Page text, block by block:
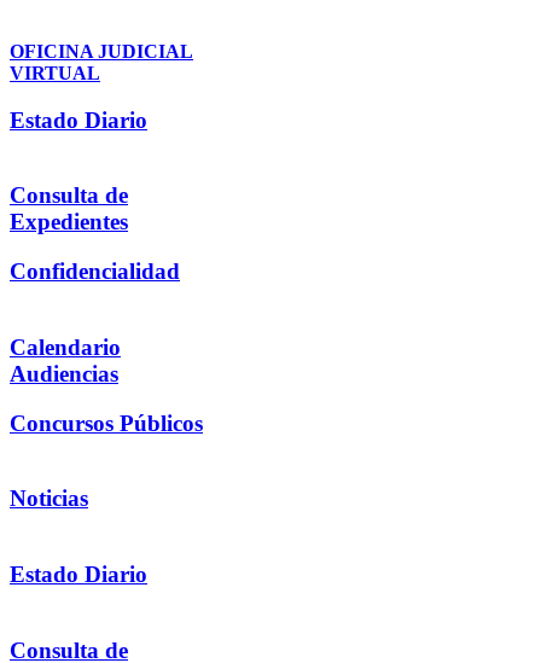
OFICINA JUDICIAL
VIRTUAL
Estado Diario
Consulta de
Expedientes
Confidencialidad
Calendario
Audiencias
Concursos Públicos
Noticias
Estado Diario
Consulta de